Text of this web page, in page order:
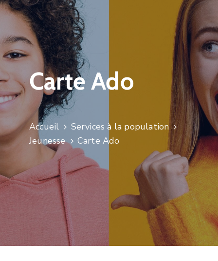
Carte Ado
Accueil
Services à la population
Jeunesse
Carte Ado